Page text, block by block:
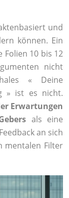
und
können. Ein
Folien 10 bis 12
nicht
« Deine
» ist es nicht.
Erwartungen
als eine
an sich
mentalen Filter